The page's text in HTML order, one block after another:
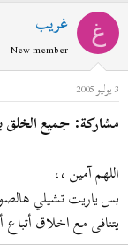
وانصر من نصرهم
واخذل من خذلهم
والعن ظالمي ال بيت محمد
غ غريب
New member
3 يوليو 2005
مشاركة: جميع الخلق
اللهم آمين ،،
بس ياريت تشيلي
يتنافى مع اخلاق